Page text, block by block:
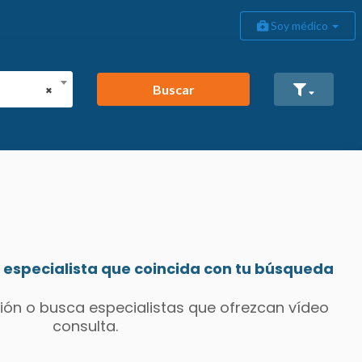
Soy médico
× Buscar
que coincida con tu búsqueda
o busca especialistas que ofrezcan vídeo
consulta.